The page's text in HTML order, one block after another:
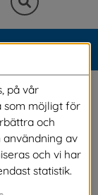
eller riva
bygglov
får
på vår
som möjligt för
och
av
och vi har
statistik.